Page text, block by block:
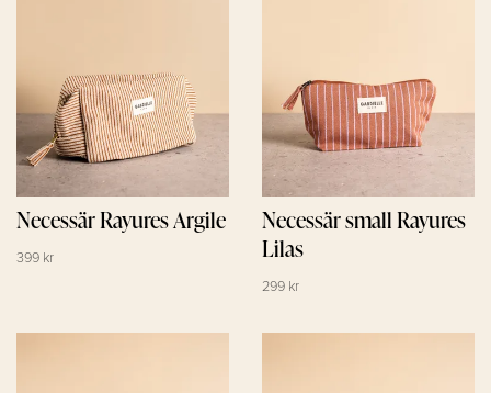
Necessär Rayures Argile
399 kr
Necessär small Rayures
Lilas
299 kr